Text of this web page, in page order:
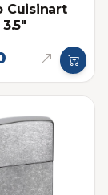
Cuisinart